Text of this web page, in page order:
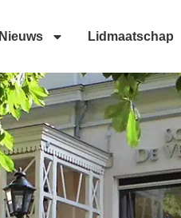
Nieuws Lidmaatschap